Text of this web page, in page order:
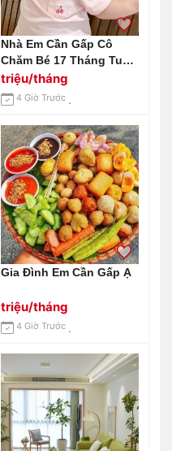
Nhà Em Cần Gấp Cô
Chăm Bé 17 Tháng Tuổi
Ở Quận 2, Bé Ngoan, Dễ
Thương Lắm Ạ.
triệu/tháng
4 Giờ Trước
Gia Đình Em Cần Gấp Ạ
triệu/tháng
4 Giờ Trước